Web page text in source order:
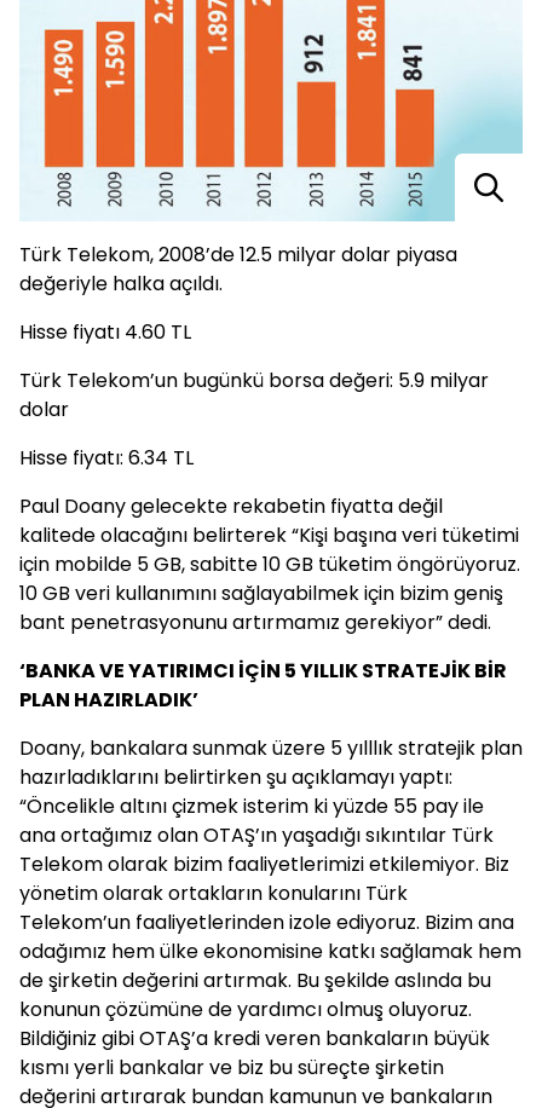
Türk Telekom, 2008’de 12.5 milyar dolar piyasa
değeriyle halka açıldı.
Hisse fiyatı 4.60 TL
Türk Telekom’un bugünkü borsa değeri: 5.9 milyar
dolar
Hisse fiyatı: 6.34 TL
Paul Doany gelecekte rekabetin fiyatta değil
kalitede olacağını belirterek “Kişi başına veri tüketimi
için mobilde 5 GB, sabitte 10 GB tüketim öngörüyoruz.
10 GB veri kullanımını sağlayabilmek için bizim geniş
bant penetrasyonunu artırmamız gerekiyor” dedi.
‘BANKA VE YATIRIMCI İÇİN 5 YILLIK STRATEJİK BİR
PLAN HAZIRLADIK’
Doany, bankalara sunmak üzere 5 yılllık stratejik plan
hazırladıklarını belirtirken şu açıklamayı yaptı:
“Öncelikle altını çizmek isterim ki yüzde 55 pay ile
ana ortağımız olan OTAŞ’ın yaşadığı sıkıntılar Türk
Telekom olarak bizim faaliyetlerimizi etkilemiyor. Biz
yönetim olarak ortakların konularını Türk
Telekom’un faaliyetlerinden izole ediyoruz. Bizim ana
odağımız hem ülke ekonomisine katkı sağlamak hem
de şirketin değerini artırmak. Bu şekilde aslında bu
konunun çözümüne de yardımcı olmuş oluyoruz.
Bildiğiniz gibi OTAŞ’a kredi veren bankaların büyük
kısmı yerli bankalar ve biz bu süreçte şirketin
değerini artırarak bundan kamunun ve bankaların